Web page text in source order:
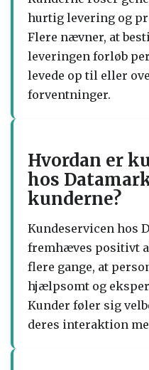
hurtig levering og
Flere nævner, at
leveringen forløb
levede op til eller
forventninger.
Hvordan er
hos
kunderne?
Kundeservicen hos
fremhæves positivt
flere gange, at
hjælpsomt og
Kunder føler sig
deres interaktion